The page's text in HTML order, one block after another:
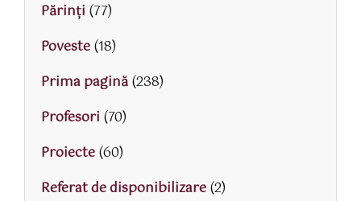
Părinţi (77)
Poveste(18)
Prima pagină(238)
Profesori (70)
Proiecte(60)
Referat de disponibilizare(2)